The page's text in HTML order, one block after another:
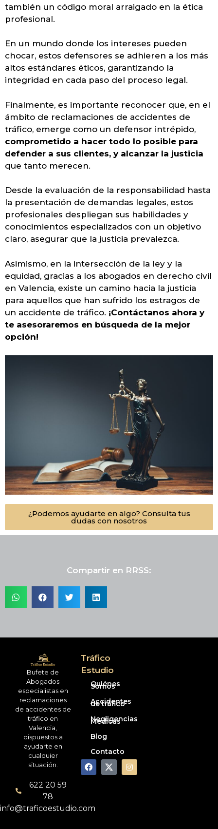
también un código moral arraigado en la ética
profesional.
En un mundo donde los intereses pueden
chocar, estos defensores se adhieren a los más
altos estándares éticos, garantizando la
integridad en cada paso del proceso legal.
Finalmente, es importante reconocer que, en el
ámbito de reclamaciones de accidentes de
tráfico, emerge como un defensor intrépido,
comprometido a hacer todo lo posible para
defender a sus clientes, y alcanzar la justicia
que tanto merecen.
Desde la evaluación de la responsabilidad hasta
la presentación de demandas legales, estos
profesionales despliegan sus habilidades y
conocimientos especializados con un objetivo
claro, asegurar que la justicia prevalezca.
Asimismo, en la intersección de la ley y la
equidad, gracias a los abogados en derecho civil
en Valencia, existe un camino hacia la justicia
para aquellos que han sufrido los estragos de
un accidente de tráfico. ¡Contáctanos ahora y
te asesoraremos en búsqueda de la mejor
opción!
¿Podemos ayudarte en algo? Consulta tus
dudas con nosotros
Compartir en RRSS:
Bufete de
Abogados
especialistas en
reclamaciones
de accidentes de
tráfico en
Valencia,
dispuestos a
ayudarte en
cualquier
situación.
622 20 59
78
info@traficoestudio.com
Tráfico
Estudio
Quiénes
Somos
Accidentes
de tráfico
Negligencias
Médicas
Blog
Contacto